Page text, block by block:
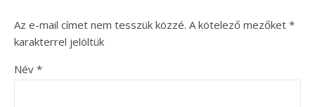
Az e-mail címet nem tesszük közzé. A kötelező mezőket *
karakterrel jelöltük
Név *